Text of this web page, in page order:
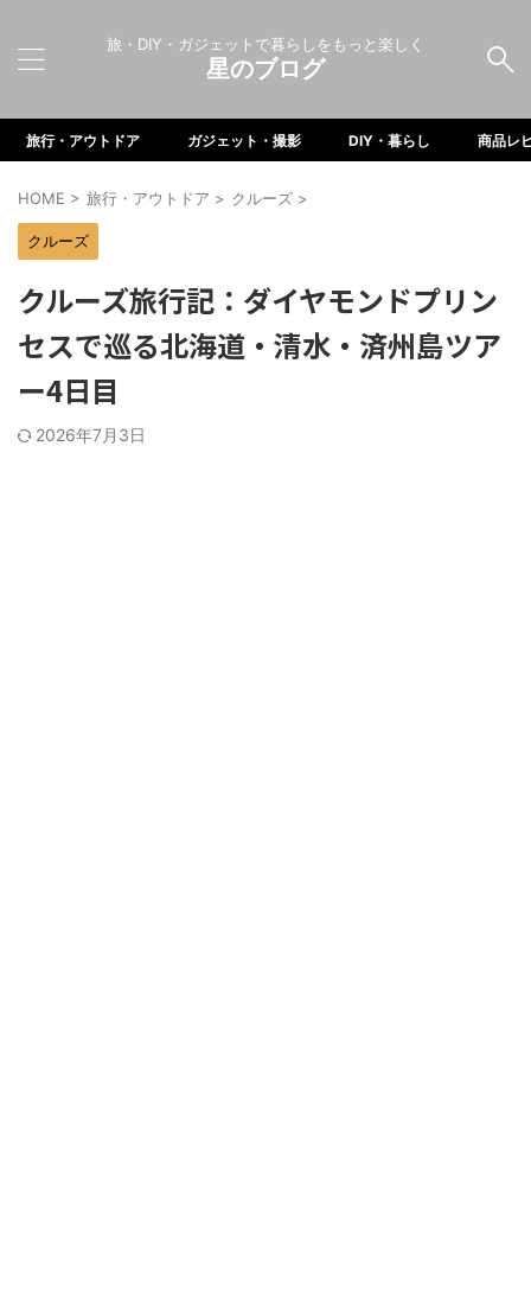
旅・DIY・ガジェットで暮らしをもっと楽しく
星のブログ
旅行・アウトドア ガジェット・撮影 DIY・暮らし 商品レ
HOME > 旅行・アウトドア > クルーズ >
クルーズ
クルーズ旅行記：ダイヤモンドプリン
セスで巡る北海道・清水・済州島ツア
ー4日目
2026年7月3日